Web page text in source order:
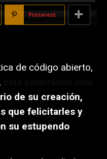
Pinterest
de código abierto,
de su creación,
que felicitarles y
su estupendo